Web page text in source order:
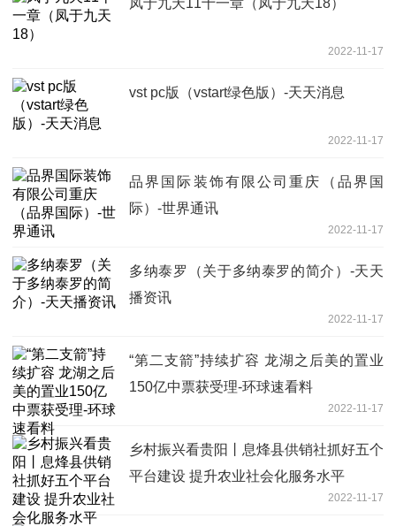
凤于九天11十一章（凤于九天18）
2022-11-17
vst pc版（vstart绿色版）-天天消息
2022-11-17
品界国际装饰有限公司重庆（品界国
际）-世界通讯
2022-11-17
多纳泰罗（关于多纳泰罗的简介）-天天
播资讯
2022-11-17
“第二支箭”持续扩容 龙湖之后美的置业
150亿中票获受理-环球速看料
2022-11-17
乡村振兴看贵阳丨息烽县供销社抓好五个
平台建设 提升农业社会化服务水平
2022-11-17